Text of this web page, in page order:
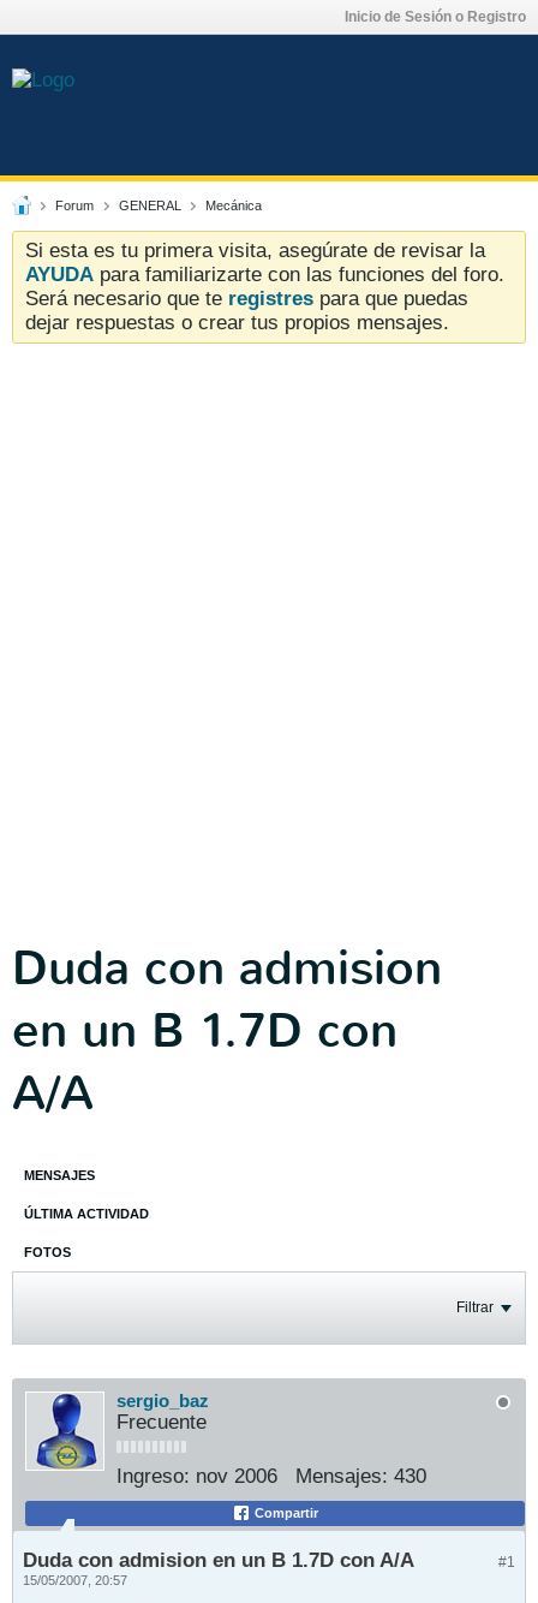
Inicio de Sesión o Registro
Forum GENERAL Mecánica
Si esta es tu primera visita, asegúrate de revisar la
AYUDA para familiarizarte con las funciones del foro.
Será necesario que te registres para que puedas
dejar respuestas o crear tus propios mensajes.
Duda con admision
en un B 1.7D con
A/A
MENSAJES
ÚLTIMA ACTIVIDAD
FOTOS
Filtrar
sergio_baz
Frecuente
Ingreso: nov 2006 Mensajes: 430
Compartir
#1
Duda con admision en un B 1.7D con A/A
15/05/2007, 20:57